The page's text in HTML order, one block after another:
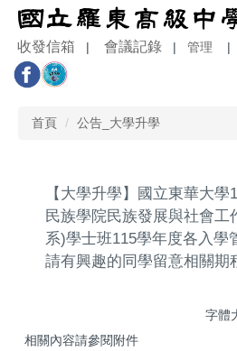
跳
到
主
要
內
收發信箱 會議記錄 管理
首頁 公告_大學升學
【大學升學】國立東華大
民族學院民族發展與社會工
系)學士班115學年度各入學
請有興趣的同學留意相關期
字體
相關內容請參閱附件